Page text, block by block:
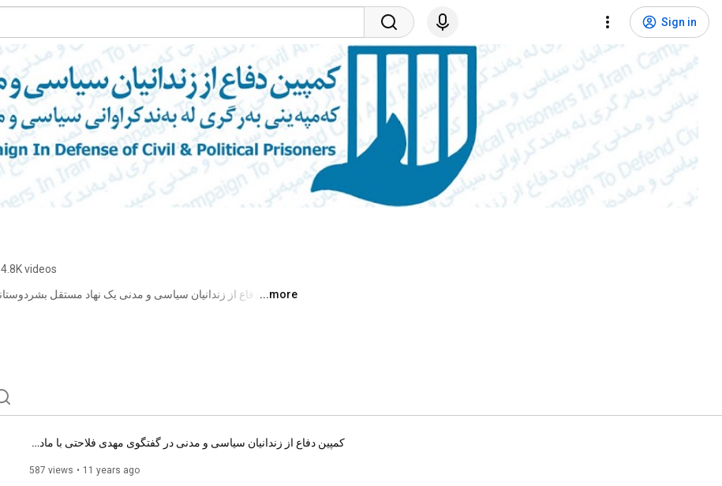
Sign in
4.8K videos
...more
کمپین دفاع از زندانیان سیاسی و مدنی در گفتگوی مهدی فلاحتی با مادح نظری در برنامه جامعه مدنی
587 views 11 years ago